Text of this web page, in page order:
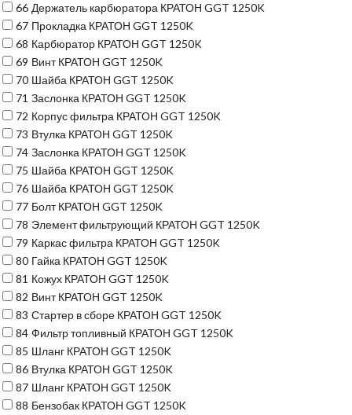
66 Держатель карбюратора КРАТОН GGT 1250K
67 Прокладка КРАТОН GGT 1250K
68 Карбюратор КРАТОН GGT 1250K
69 Винт КРАТОН GGT 1250K
70 Шайба КРАТОН GGT 1250K
71 Заслонка КРАТОН GGT 1250K
72 Корпус фильтра КРАТОН GGT 1250K
73 Втулка КРАТОН GGT 1250K
74 Заслонка КРАТОН GGT 1250K
75 Шайба КРАТОН GGT 1250K
76 Шайба КРАТОН GGT 1250K
77 Болт КРАТОН GGT 1250K
78 Элемент фильтрующий КРАТОН GGT 1250K
79 Каркас фильтра КРАТОН GGT 1250K
80 Гайка КРАТОН GGT 1250K
81 Кожух КРАТОН GGT 1250K
82 Винт КРАТОН GGT 1250K
83 Стартер в сборе КРАТОН GGT 1250K
84 Фильтр топливный КРАТОН GGT 1250K
85 Шланг КРАТОН GGT 1250K
86 Втулка КРАТОН GGT 1250K
87 Шланг КРАТОН GGT 1250K
88 Бензобак КРАТОН GGT 1250K